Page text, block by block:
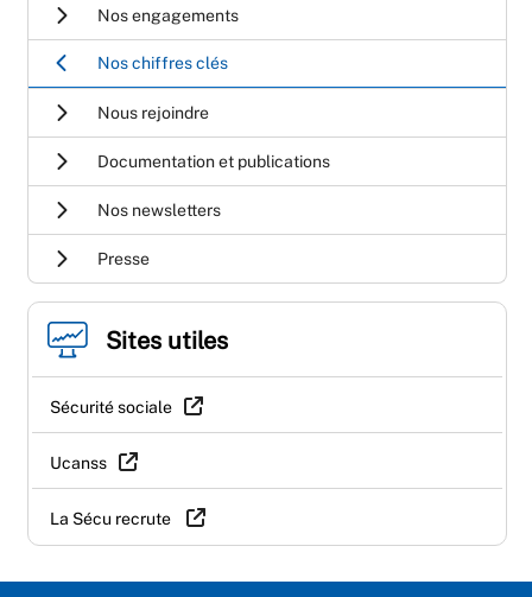
Nos engagements
Nos chiffres clés
Nous rejoindre
Documentation et publications
Nos newsletters
Presse
Sites utiles
Sécurité sociale
Ucanss
La Sécu recrute